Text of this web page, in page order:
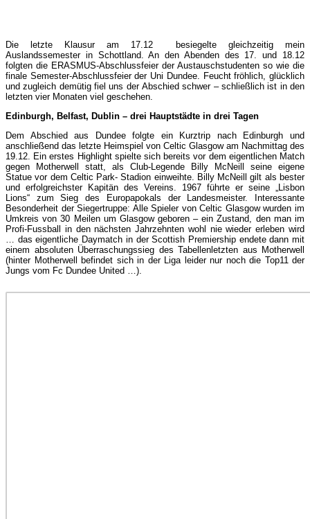
Die letzte Klausur am 17.12 besiegelte gleichzeitig mein
Auslandssemester in Schottland. An den Abenden des 17. und 18.12
folgten die ERASMUS-Abschlussfeier der Austauschstudenten so wie die
finale Semester-Abschlussfeier der Uni Dundee. Feucht fröhlich, glücklich
und zugleich demütig fiel uns der Abschied schwer – schließlich ist in den
letzten vier Monaten viel geschehen.
Edinburgh, Belfast, Dublin – drei Hauptstädte in drei Tagen
Dem Abschied aus Dundee folgte ein Kurztrip nach Edinburgh und
anschließend das letzte Heimspiel von Celtic Glasgow am Nachmittag des
19.12. Ein erstes Highlight spielte sich bereits vor dem eigentlichen Match
gegen Motherwell statt, als Club-Legende Billy McNeill seine eigene
Statue vor dem Celtic Park- Stadion einweihte. Billy McNeill gilt als bester
und erfolgreichster Kapitän des Vereins. 1967 führte er seine „Lisbon
Lions“ zum Sieg des Europapokals der Landesmeister. Interessante
Besonderheit der Siegertruppe: Alle Spieler von Celtic Glasgow wurden im
Umkreis von 30 Meilen um Glasgow geboren – ein Zustand, den man im
Profi-Fussball in den nächsten Jahrzehnten wohl nie wieder erleben wird
… das eigentliche Daymatch in der Scottish Premiership endete dann mit
einem absoluten Überraschungssieg des Tabellenletzten aus Motherwell
(hinter Motherwell befindet sich in der Liga leider nur noch die Top11 der
Jungs vom Fc Dundee United …).